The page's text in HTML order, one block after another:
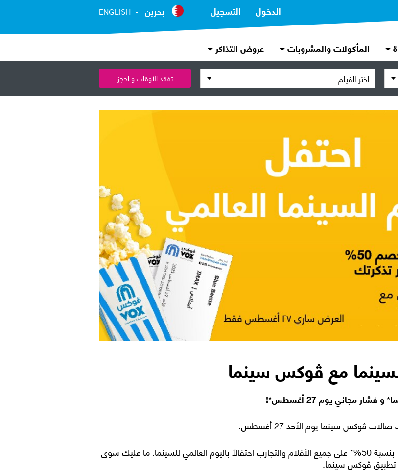
الدخول التسجيل بحرين ENGLISH
المأكولات والمشروبات عروض التذاكر
اختر الفيلم تفقد الأوقات و احجز
مع ڤوكس سينما
ڤوكس سينما يوم الأحد 27 أغسطس.
لمدة يوم واحد فقط، تقدم ڤوكس سينما خصمًا بنسبة 50%* على جميع الأفلام والتجارب احتفالاً باليوم العالمي للسينما. ما عليك سوى
تطبيق ڤوكس سينما.